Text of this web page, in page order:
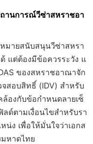
านการณ์วีซ่าสหราชอา
มายสนับสนุนวีซ่าสหรา
แต่ต้องมีข้อควรระวัง แ
ของสหราชอาณาจัก
สอบสิทธิ์ (IDV) สำหรับ
องกับข้อกำหนดลายเซ็
ด์ตามเงื่อนไขสำหรับรา
น่ง เพื่อให้มั่นใจว่าเอกส
มหาดไทย